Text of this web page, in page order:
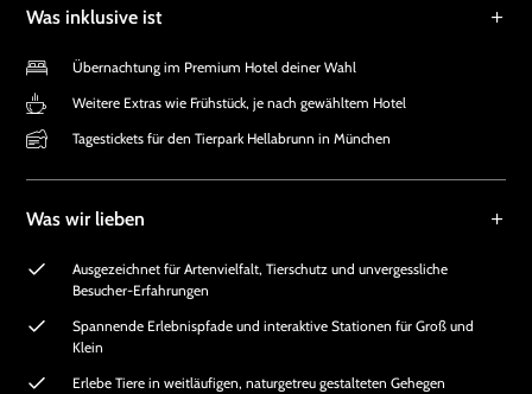
Was inklusive ist
Übernachtung im Premium Hotel deiner Wahl
Weitere Extras wie Frühstück, je nach gewähltem Hotel
Tagestickets für den Tierpark Hellabrunn in München
Was wir lieben
Ausgezeichnet für Artenvielfalt, Tierschutz und unvergessliche
Besucher-Erfahrungen
Spannende Erlebnispfade und interaktive Stationen für Groß und
Klein
Erlebe Tiere in weitläufigen, naturgetreu gestalteten Gehegen